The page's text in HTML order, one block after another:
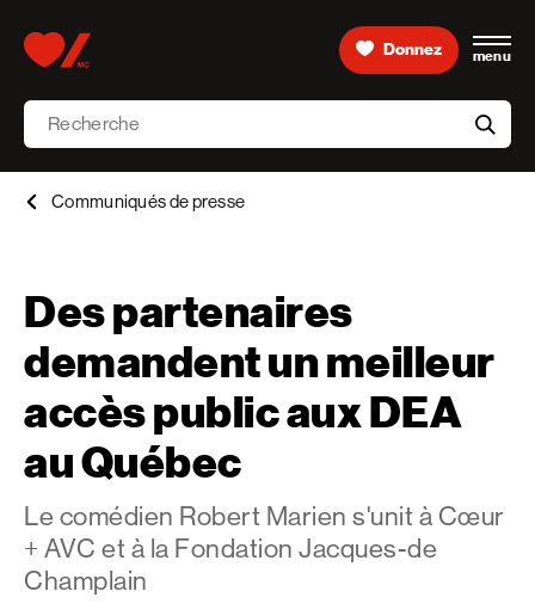
Donnez menu
Recherche
aria-
Communiqués de presse
Des partenaires
demandent un meilleur
accès public aux DEA
au Québec
Le comédien Robert Marien s'unit à Cœur
+ AVC et à la Fondation Jacques-de
Champlain